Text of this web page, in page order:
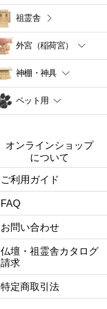
祖霊舎
外宮（稲荷宮）
神棚・神具
ペット用
オンラインショップ
について
ご利用ガイド
FAQ
お問い合わせ
仏壇・祖霊舎カタログ
請求
特定商取引法